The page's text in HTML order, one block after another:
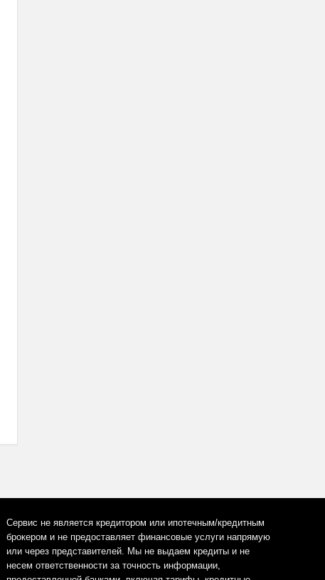
Сервис не является кредитором или ипотечным/кредитным
брокером и не предоставляет финансовые услуги напрямую
или через представителей. Мы не выдаем кредиты и не
несем ответственности за точность информации,